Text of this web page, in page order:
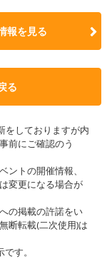
報を見る
る
をしておりますが内
前にご確認のう
トの開催情報、
変更になる場合が
の掲載の許諾をい
断転載(二次使用)は
す。